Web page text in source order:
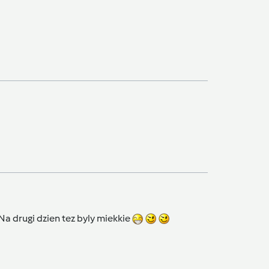
drugi dzien tez byly miekkie